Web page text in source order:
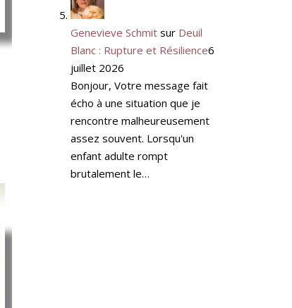
Genevieve Schmitsur Deuil
Blanc : Rupture et Résilience6
juillet 2026
Bonjour, Votre message fait
écho à une situation que je
rencontre malheureusement
assez souvent. Lorsqu'un
enfant adulte rompt
brutalement le…